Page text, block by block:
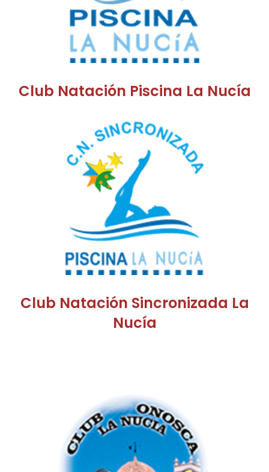
Club Natación Piscina La Nucía
Club Natación Sincronizada La
Nucía